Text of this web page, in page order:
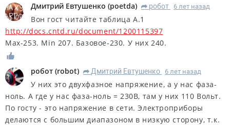
Дмитрий Евтушенко (poetda) R робот 6 лет назад
Вон гост читайте таблица А.1
http://docs.cntd.ru/document/1200115397
Мах-253. Мin 207. Базовое-230. У них 240.
робот (robot) R Дмитрий Евтушенко 6 лет назад
У них это двухфазное напряжение, а у нас фаза-
ноль. А где у нас фаза-ноль = 230В, там у них 110 Вольт.
По госту - это напряжение в сети. Электроприборы
делаются с большим диапазоном в низкую сторону, т.к.